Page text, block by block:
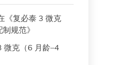
《复必泰 3 微克
制规范》
微克（6 月龄–4